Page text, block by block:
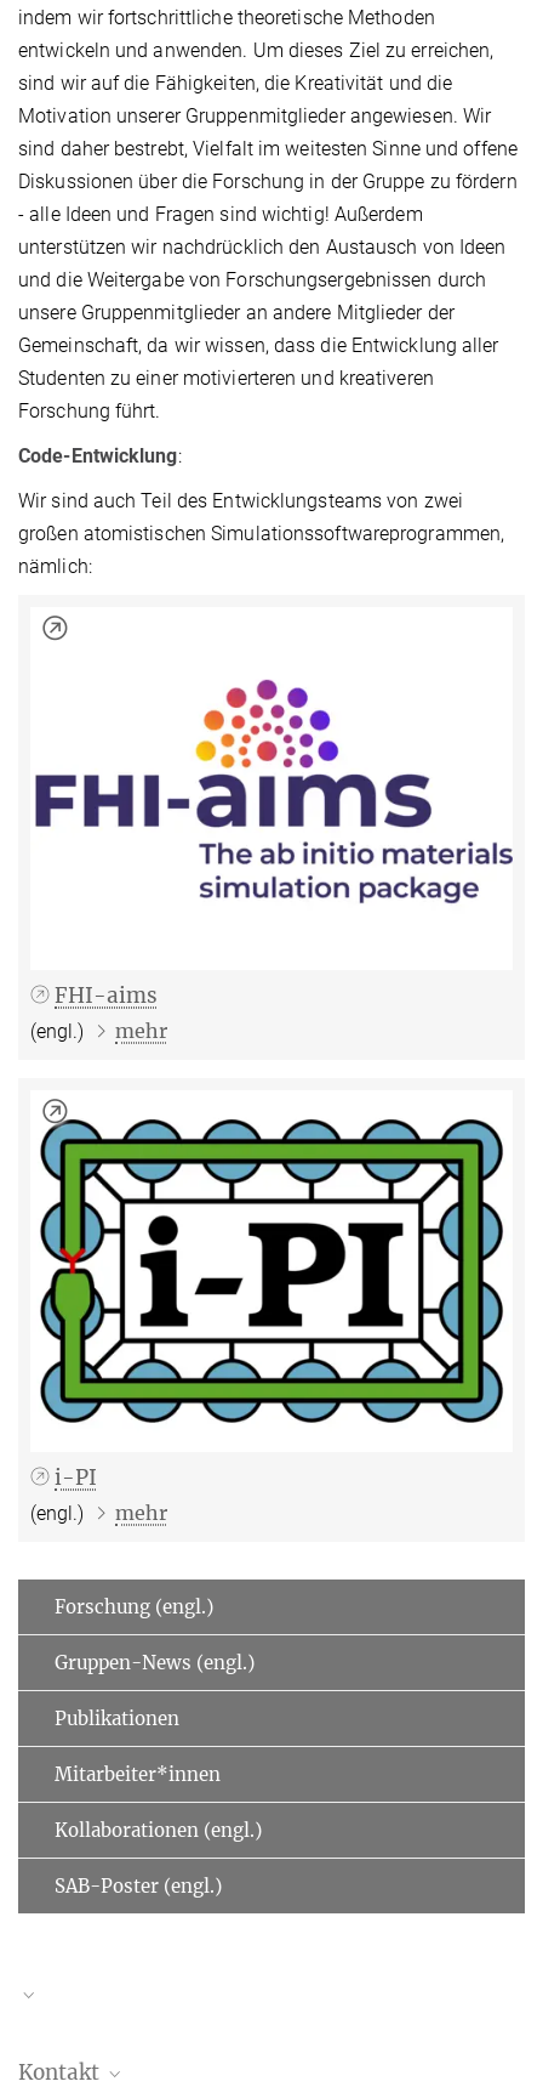
indem wir fortschrittliche theoretische Methoden
entwickeln und anwenden. Um dieses Ziel zu erreichen,
sind wir auf die Fähigkeiten, die Kreativität und die
Motivation unserer Gruppenmitglieder angewiesen. Wir
sind daher bestrebt, Vielfalt im weitesten Sinne und offene
Diskussionen über die Forschung in der Gruppe zu fördern
- alle Ideen und Fragen sind wichtig! Außerdem
unterstützen wir nachdrücklich den Austausch von Ideen
und die Weitergabe von Forschungsergebnissen durch
unsere Gruppenmitglieder an andere Mitglieder der
Gemeinschaft, da wir wissen, dass die Entwicklung aller
Studenten zu einer motivierteren und kreativeren
Forschung führt.
Code-Entwicklung:
Wir sind auch Teil des Entwicklungsteams von zwei
großen atomistischen Simulationssoftwareprogrammen,
nämlich:
FHI-aims
(engl.) mehr
i-PI
(engl.) mehr
Forschung (engl.)
Gruppen-News (engl.)
Publikationen
Mitarbeiter*innen
Kollaborationen (engl.)
SAB-Poster (engl.)
Kontakt